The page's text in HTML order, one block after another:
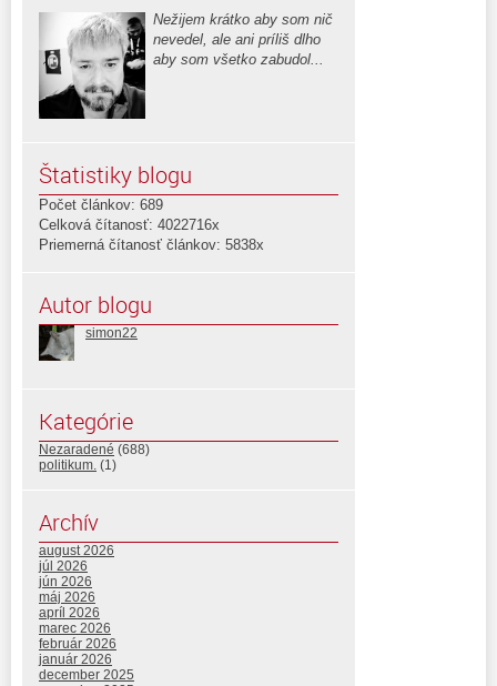
Nežijem krátko aby som nič
nevedel, ale ani príliš dlho
aby som všetko zabudol...
Štatistiky blogu
Počet článkov: 689
Celková čítanosť: 4022716x
Priemerná čítanosť článkov: 5838x
Autor blogu
simon22
Kategórie
Nezaradené (688)
politikum. (1)
Archív
august 2026
júl 2026
jún 2026
máj 2026
apríl 2026
marec 2026
február 2026
január 2026
december 2025